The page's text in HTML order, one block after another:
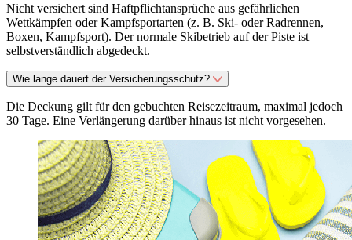
Nicht versichert sind Haftpflichtansprüche aus gefährlichen
Wettkämpfen oder Kampfsportarten (z. B. Ski- oder Radrennen,
Boxen, Kampfsport). Der normale Skibetrieb auf der Piste ist
selbstverständlich abgedeckt.
Wie lange dauert der Versicherungsschutz?
Die Deckung gilt für den gebuchten Reisezeitraum, maximal jedoch
30 Tage. Eine Verlängerung darüber hinaus ist nicht vorgesehen.